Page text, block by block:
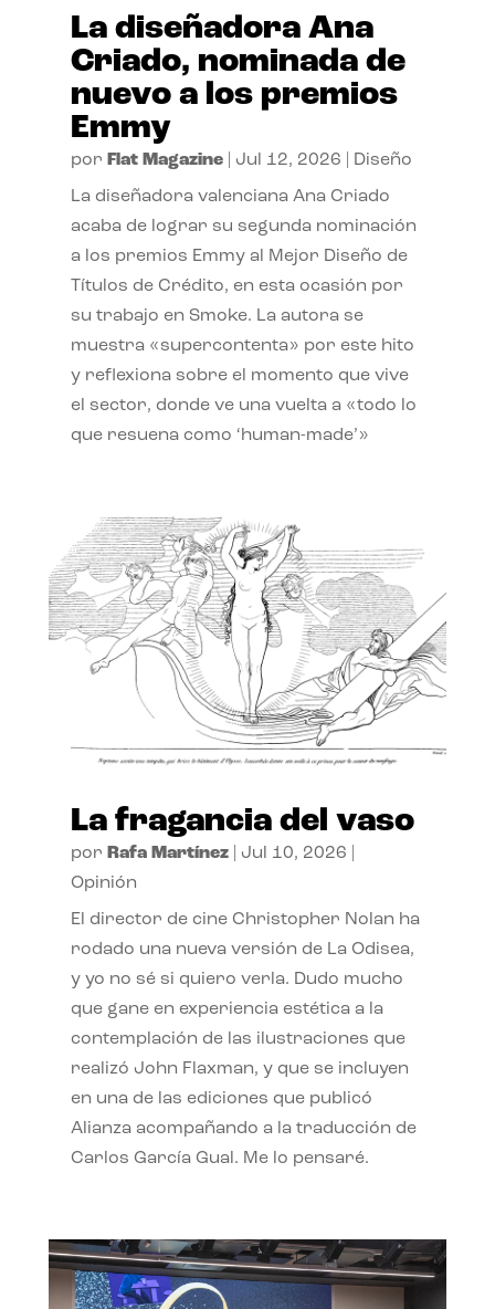
La diseñadora Ana
Criado, nominada de
nuevo a los premios
Emmy
por Flat Magazine| Jul 12, 2026 Diseño
La diseñadora valenciana Ana Criado
acaba de lograr su segunda nominación
a los premios Emmy al Mejor Diseño de
Títulos de Crédito, en esta ocasión por
su trabajo en Smoke. La autora se
muestra «supercontenta» por este hito
y reflexiona sobre el momento que vive
el sector, donde ve una vuelta a «todo lo
que resuena como ‘human-made’»
La fragancia del vaso
por Rafa Martínez| Jul 10, 2026
Opinión
El director de cine Christopher Nolan ha
rodado una nueva versión de La Odisea,
y yo no sé si quiero verla. Dudo mucho
que gane en experiencia estética a la
contemplación de las ilustraciones que
realizó John Flaxman, y que se incluyen
en una de las ediciones que publicó
Alianza acompañando a la traducción de
Carlos García Gual. Me lo pensaré.